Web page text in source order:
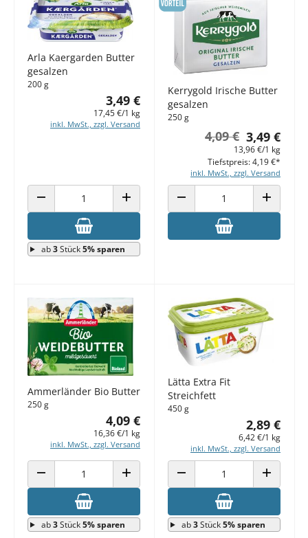
Arla Kaergarden Butter
gesalzen
200 g
3,49 €
17,45 €/1 kg
inkl. MwSt., zzgl. Versand
ANZAHL VERRINGERN ANZAHL ERHÖHEN
ab3Stück5% sparen
Kerrygold Irische Butter
gesalzen
250 g
3,49 €
4,09 €
13,96 €/1 kg
inkl. MwSt., zzgl. Versand
Tiefstpreis: 4,19 €*
ANZAHL VERRINGERN ANZAHL
Ammerländer Bio Butter
250 g
4,09 €
16,36 €/1 kg
inkl. MwSt., zzgl. Versand
ANZAHL VERRINGERN ANZAHL ERHÖHEN
ab3Stück5% sparen
Lätta Extra Fit
Streichfett
450 g
2,89 €
6,42 €/1 kg
inkl. MwSt., zzgl. Versand
ANZAHL VERRINGERN ANZAHL
ab3Stück5% sparen